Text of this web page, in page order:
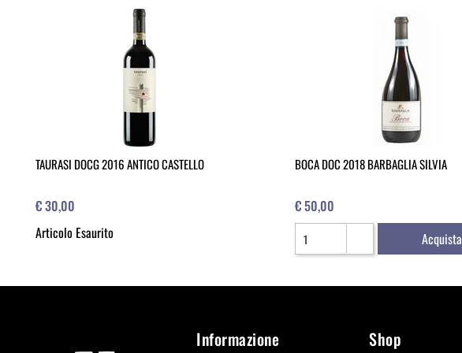
TAURASI DOCG 2016 ANTICO CASTELLO
€ 30,00
Articolo Esaurito
BOCA DOC 2018 BARBAGLIA SILVIA
€ 50,00
Quantità
Acquista
Informazione Shop